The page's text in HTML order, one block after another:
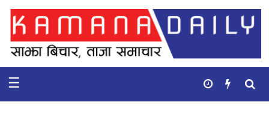
गृहपृष्ठ
समाचार
☰